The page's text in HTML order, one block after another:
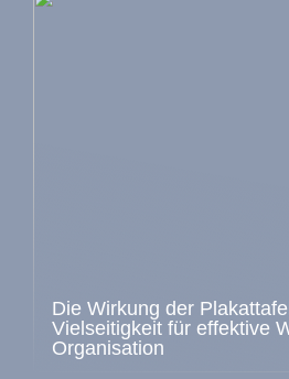
Die Wirkung der
Vielseitigkeit für effektive
Organisation